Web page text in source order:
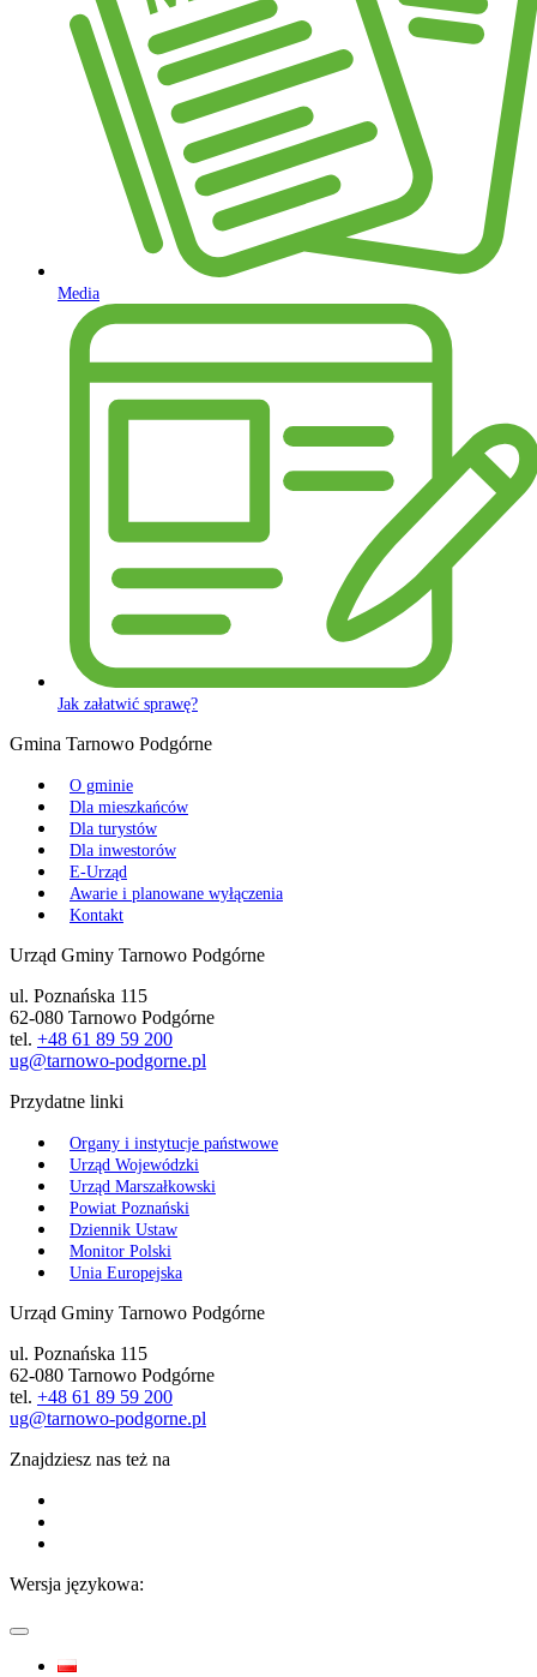
Media
Jak załatwić sprawę?
Gmina Tarnowo Podgórne
O gminie
Dla mieszkańców
Dla turystów
Dla inwestorów
E-Urząd
Awarie i planowane wyłączenia
Kontakt
Urząd Gminy Tarnowo Podgórne
ul. Poznańska 115
62-080 Tarnowo Podgórne
tel. +48 61 89 59 200
ug@tarnowo-podgorne.pl
Przydatne linki
Organy i instytucje państwowe
Urząd Wojewódzki
Urząd Marszałkowski
Powiat Poznański
Dziennik Ustaw
Monitor Polski
Unia Europejska
Urząd Gminy Tarnowo Podgórne
ul. Poznańska 115
62-080 Tarnowo Podgórne
tel. +48 61 89 59 200
ug@tarnowo-podgorne.pl
Znajdziesz nas też na
Wersja językowa: